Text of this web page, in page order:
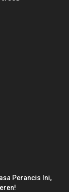
Perancis Ini,